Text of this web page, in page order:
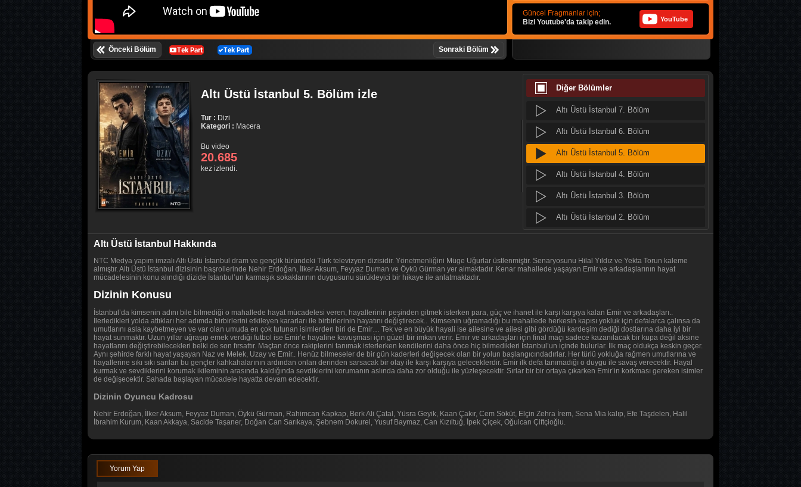
8. Bölüm
Bizim Evin Halleri
49. Bölüm
9. Bölüm
MasterChef Türkiye 2026
48. Bölüm
MasterChef Türkiye 2026
47. Bölüm
Daha 17
10. Bölüm
Her Şey Mümkün
2. Bölüm
1. Bölüm
Güncel Fragmanlar için;
Bizi Youtube'da takip edin.
YouTube
Önceki Bölüm Sonraki Bölüm
Altı Üstü İstanbul 5. Bölüm izle
Tur : Dizi
Kategori : Macera
Bu video
20.685
kez izlendi.
Diğer Bölümler
Altı Üstü İstanbul 8. Bölüm
Altı Üstü İstanbul 7. Bölüm
Altı Üstü İstanbul 6. Bölüm
Altı Üstü İstanbul 5. Bölüm
Altı Üstü İstanbul 4. Bölüm
Altı Üstü İstanbul 3. Bölüm
Altı Üstü İstanbul 2. Bölüm
Tüm Bölümleri Göster
Altı Üstü İstanbul Hakkında
NTC Medya yapım imzalı Altı Üstü İstanbul dram ve gençlik türündeki Türk televizyon dizisidir. Yönetmenliğini Müge Uğurlar üstlenmiştir. Senaryosunu Hilal Yıldız ve Yekta Torun kaleme
almıştır. Altı Üstü İstanbul dizisinin başrollerinde Nehir Erdoğan, İlker Aksum, Feyyaz Duman ve Öykü Gürman yer almaktadır. Kenar mahallede yaşayan Emir ve arkadaşlarının hayat
mücadelesinin konu alındığı dizide İstanbul’un karmaşık sokaklarının duygusunu sürükleyici bir hikaye ile anlatmaktadır.
Dizinin Konusu
İstanbul’da kimsenin adını bile bilmediği o mahallede hayat mücadelesi veren, hayallerinin peşinden gitmek isterken para, güç ve ihanet ile karşı karşıya kalan Emir ve arkadaşları..
İlerledikleri yolda attıkları her adımda birbirlerini etkileyen kararları ile birbirlerinin hayatını değiştirecek.. Kimsenin uğramadığı bu mahallede herkesin kapısı yokluk için defalarca çalınsa da
umutlarını asla kaybetmeyen ve var olan umuda en çok tutunan isimlerden biri de Emir… Tek ve en büyük hayali ise ailesine ve ailesi gibi gördüğü kardeşim dediği dostlarına daha iyi bir
hayat sunmaktır. Uzun yıllar uğraşıp emek verdiği futbol ise Emir’e hayaline kavuşması için güzel bir imkan verir. Emir ve arkadaşları için final maçı sadece kazanılacak bir kupa değil aksine
hayatlarını değiştirebilecekleri belki de son fırsattır. Maçtan önce rakiplerini tanımak isterlerken kendilerini daha önce hiç bilmedikleri İstanbul’un içinde bulurlar. İlk maç oldukça keskin geçer.
Aynı şehirde farklı hayat yaşayan Naz ve Melek, Uzay ve Emir.. Henüz bilmeseler de bir gün kaderleri değişecek olan bir yolun başlangıcındadırlar. Her türlü yokluğa rağmen umutlarına ve
hayallerine sıkı sıkı sarılan bu gençler kahkahalarının ardından onları derinden sarsacak bir olay ile karşı karşıya geleceklerdir. Emir ilk defa tanımadığı o duygu ile savaş verecektir. Hayal
kurmak ve sevdiklerini korumak ikileminin arasında kaldığında sevdiklerini korumanın aslında daha zor olduğu ile yüzleşecektir. Sırlar bir bir ortaya çıkarken Emir’in korkması gereken isimler
de değişecektir. Sahada başlayan mücadele hayatta devam edecektir.
Dizinin Oyuncu Kadrosu
Nehir Erdoğan, İlker Aksum, Feyyaz Duman, Öykü Gürman, Rahimcan Kapkap, Berk Ali Çatal, Yüsra Geyik, Kaan Çakır, Cem Söküt, Elçin Zehra İrem, Sena Mia kalıp, Efe Taşdelen, Halil
İbrahim Kurum, Kaan Akkaya, Sacide Taşaner, Doğan Can Sarıkaya, Şebnem Dokurel, Yusuf Baymaz, Can Kızıltuğ, İpek Çiçek, Oğulcan Çiftçioğlu.
Yorum Yap